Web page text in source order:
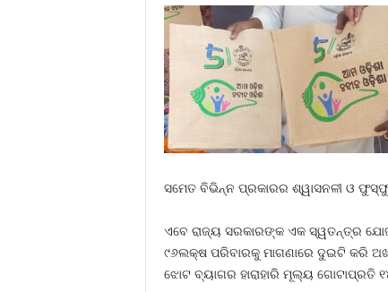
ସମେତ ବିଭିନ୍ନ ପ୍ରକାରର ଶ୍ୱାସନଳୀ ଓ
ଏବେ ରାଜ୍ୟ ସରକାରଙ୍କ ଏକ ସ୍ୱତନ୍ତ୍ର
୯୬ଲକ୍ଷ ପରିବାରକୁ ମାଗଣାରେ ଦୁଇଟି କରି
ଝୋଟ ବ୍ୟାଗର ହାରାହାରି ମୂଲ୍ୟ ଗୋଟାପ୍ରତି